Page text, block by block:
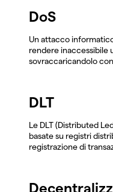
DoS
Un attacco
rendere inaccessibile
sovraccaricandolo
DLT
Le DLT (Distributed
basate su registri
registrazione di